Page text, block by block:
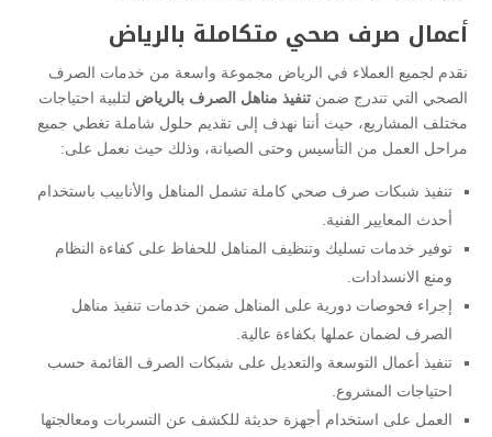
أعمال صرف صحي متكاملة بالرياض
نقدم لجميع العملاء في الرياض مجموعة واسعة من خدمات الصرف
الصحي التي تندرج ضمن تنفيذ مناهل الصرف بالرياض لتلبية احتياجات
مختلف المشاريع، حيث أننا نهدف إلى تقديم حلول شاملة تغطي جميع
مراحل العمل من التأسيس وحتى الصيانة، وذلك حيث نعمل على:
تنفيذ شبكات صرف صحي كاملة تشمل المناهل والأنابيب باستخدام
أحدث المعايير الفنية.
توفير خدمات تسليك وتنظيف المناهل للحفاظ على كفاءة النظام
ومنع الانسدادات.
إجراء فحوصات دورية على المناهل ضمن خدمات تنفيذ مناهل
الصرف لضمان عملها بكفاءة عالية.
تنفيذ أعمال التوسعة والتعديل على شبكات الصرف القائمة حسب
احتياجات المشروع.
العمل على استخدام أجهزة حديثة للكشف عن التسربات ومعالجتها